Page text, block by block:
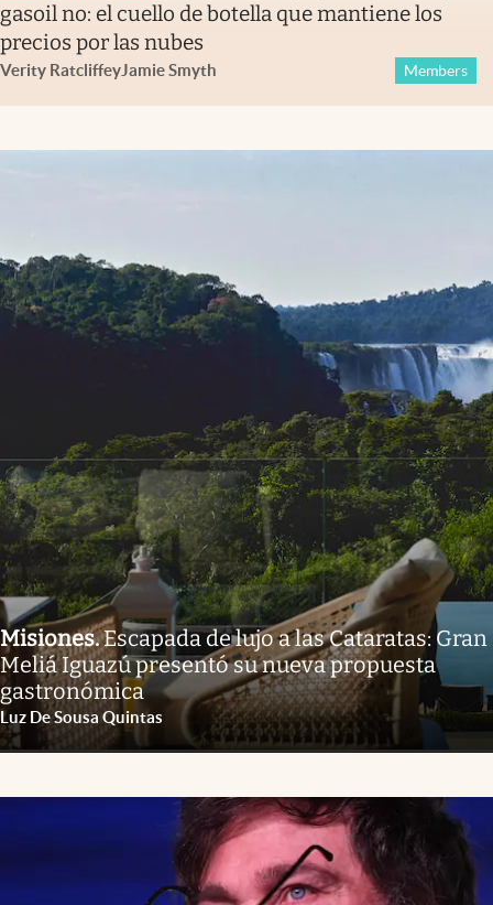
gasoil no: el cuello de botella que mantiene los
precios por las nubes
Verity RatcliffeyJamie Smyth Members
Misiones.Escapada de lujo a las Cataratas: Gran
Meliá Iguazú presentó su nueva propuesta
gastronómica
Luz De Sousa Quintas